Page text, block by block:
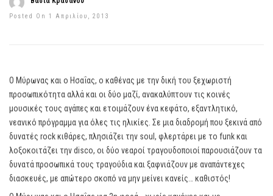
Posted On 1 Απριλίου, 2013
Ο Μύρωνας και ο Ησαΐας, ο καθένας με την δική του ξεχωριστή
προσωπικότητα αλλά και οι δύο μαζί, ανακαλύπτουν τις κοινές
μουσικές τους αγάπες και ετοιμάζουν ένα κεφάτο, εξαντλητικό,
νεανικό πρόγραμμα για όλες τις ηλικίες. Σε μια διαδρομή που ξεκινά από
δυνατές rock κιθάρες, πλησιάζει την soul, φλερτάρει με το funk και
λοξοκοιτάζει την disco, οι δύο νεαροί τραγουδοποιοί παρουσιάζουν τα
δυνατά προσωπικά τους τραγούδια και ξαφνιάζουν με αναπάντεχες
διασκευές, με απώτερο σκοπό να μην μείνει κανείς… καθιστός!